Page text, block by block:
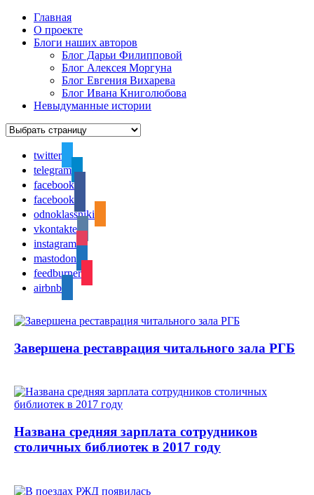
Главная
О проекте
Блоги наших авторов
Блог Дарьи Филипповой
Блог Алексея Моргуна
Блог Евгения Вихарева
Блог Ивана Книголюбова
Невыдуманные истории
twitter
telegram
facebook
facebook
odnoklassniki
vkontakte
instagram
mastodon
feedburner
airbnb
Завершена реставрация читального зала РГБ
Названа средняя зарплата сотрудников
столичных библиотек в 2017 году